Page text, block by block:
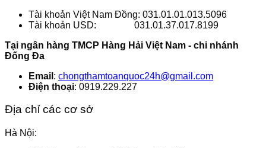
Tài khoản Việt Nam Đồng: 031.01.01.013.5096
Tài khoản USD: 031.01.37.017.8199
Tại ngân hàng TMCP Hàng Hải Việt Nam - chi nhánh
Đống Đa
Email : chongthamtoanquoc24h@gmail.com
Điện thoại: 0919.229.227
Địa chỉ các cơ sở
Hà Nội: